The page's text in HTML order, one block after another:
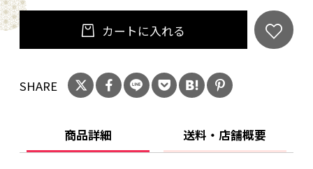
カートに入れる
SHARE
商品詳細 送料・店舗概要